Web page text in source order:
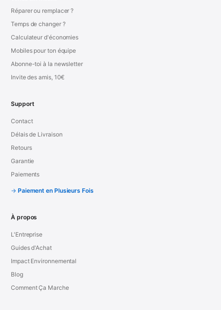
Réparer ou remplacer ?
Temps de changer ?
Calculateur d'économies
Mobiles pour ton équipe
Abonne-toi à la newsletter
Invite des amis, 10€
Support
Contact
Délais de Livraison
Retours
Garantie
Paiements
Paiement en Plusieurs Fois
À propos
L'Entreprise
Guides d'Achat
Impact Environnemental
Blog
Comment Ça Marche